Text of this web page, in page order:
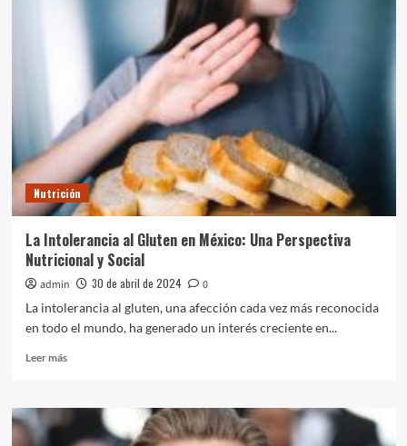
Nutrición
La Intolerancia al Gluten en México: Una Perspectiva
Nutricional y Social
admin 30 de abril de 2024
0
La intolerancia al gluten, una afección cada vez más reconocida
en todo el mundo, ha generado un interés creciente en...
Leer másLeer
La
Intolerancia
al